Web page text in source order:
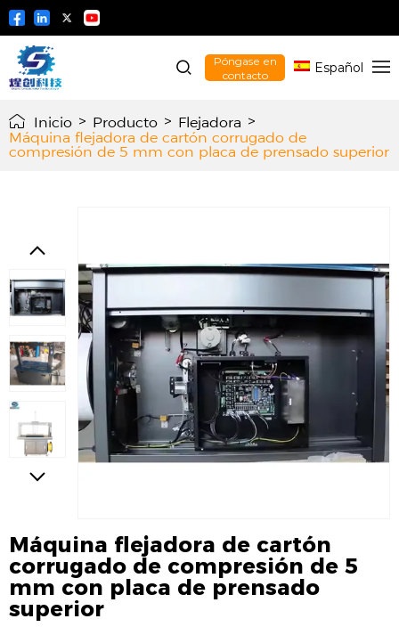
Póngase en
contacto
Español
Inicio > Producto > Flejadora >
Máquina flejadora de cartón corrugado de
compresión de 5 mm con placa de prensado superior
Máquina flejadora de cartón
corrugado de compresión de 5
mm con placa de prensado
superior